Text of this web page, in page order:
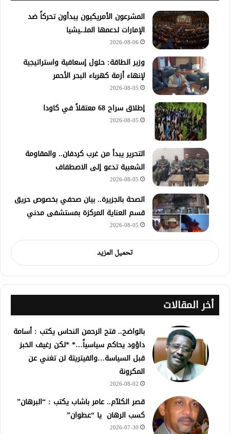
المشرعون الأمريكيون يبدأون تحركاً ضد
الإمارات لدعمها الملـ.ـيشيا
2026-08-06
وزير الطاقة: حلول إسعافية واستراتيجية
لإنهاء أزمة كهرباء البحر الأحمر
2026-08-05
إطلاق سراح 68 معتقلاً في كاودا
2026-08-05
التحرير يبدأ من غرب كردفان.. والمقاومة
الشعبية تدعو إلى الاصطفاف
2026-08-05
الصحة بالجزيرة.. بيان صحفي بخصوص حريق
قسم العناية المركزة بمستشفى مدني
2026-08-05
تحميل المزيد
أخر المقالات
بالواضح.. فتح الرحمن النحاس يكتب : أسامة
داؤود يحاكم سياسياً…* *لكن رغيف الخبز
قبل السياسة…والفيتريتة لن تغني عن
المكرونة
2026-08-02
قصر الكلآم.. عامر باشاب يكتب : “البرهان”
كسب الرهان يا “عطوان”
2026-07-30